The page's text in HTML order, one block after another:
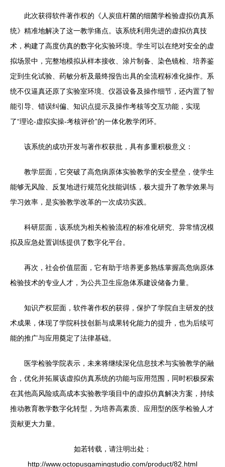
此次获得软件著作权的《人炭疽杆菌的细菌学检验虚拟仿真系
统》精准地解决了这一教学痛点。该系统利用先进的虚拟仿真技
术，构建了高度仿真的数字化实验环境。学生可以在绝对安全的虚
拟场景中，完整地模拟从样本接收、涂片制备、染色镜检、培养鉴
定到生化试验、药敏分析及最终报告出具的全流程标准化操作。系
统不仅逼真还原了实验室环境、仪器设备及操作细节，还内置了智
能引导、错误纠偏、知识点提示及操作考核等交互功能，实现
了“理论-虚拟实操-考核评价”的一体化教学闭环。
该系统的成功开发与著作权获批，具有多重积极意义：
教学层面，它突破了高危病原体实验教学的安全壁垒，使学生
能够无风险、反复地进行规范化技能训练，极大提升了教学效果与
学习效率，是实验教学改革的一次成功实践。
科研层面，该系统为相关检验流程的标准化研究、异常情况模
拟及应急处置训练提供了数字化平台。
再次，社会价值层面，它有助于培养更多熟练掌握高危病原体
检验技术的专业人才，为公共卫生应急体系建设储备力量。
知识产权层面，软件著作权的获得，保护了学院自主研发的技
术成果，体现了学院科技创新与成果转化能力的提升，也为后续可
能的推广与应用奠定了法律基础。
医学检验学院表示，未来将继续深化信息技术与实验教学的融
合，优化并拓展该虚拟仿真系统的功能与应用范围，同时积极探索
在其他高风险或高成本实验教学项目中的虚拟仿真解决方案，持续
推动教育教学数字化转型，为培养高素质、应用型的医学检验人才
贡献更大力量。
如若转载，请注明出处：
http://www.octopusgamingstudio.com/product/82.html